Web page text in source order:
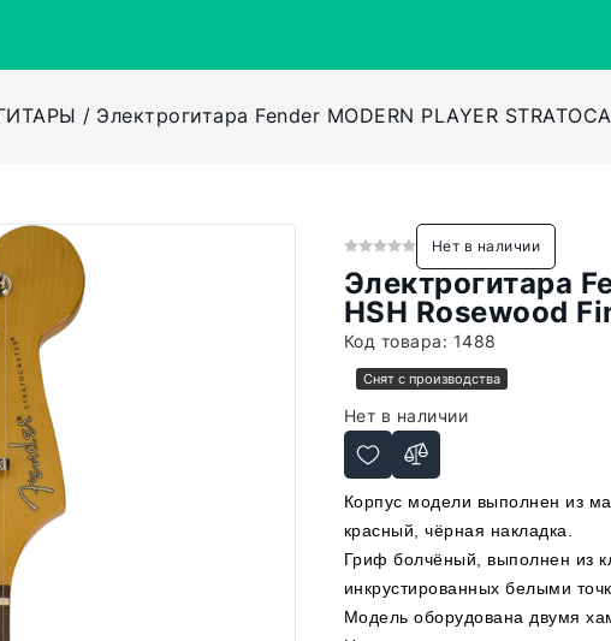
Электрогитара Fender MODERN PLAYER
Нет в наличии
Электрогитара
HSH Rosewood
Код товара: 1488
Снят с производства
Нет в наличии
Корпус модели выполнен из
красный, чёрная накладка.
Гриф болчёный, выполнен из
инкрустированных белыми
Модель оборудована двумя